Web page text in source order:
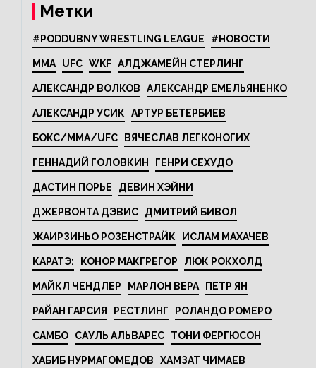
Метки
#PODDUBNY WRESTLING LEAGUE #НОВОСТИ
MMA UFC WKF АЛДЖАМЕЙН СТЕРЛИНГ
АЛЕКСАНДР ВОЛКОВ АЛЕКСАНДР ЕМЕЛЬЯНЕНКО
АЛЕКСАНДР УСИК АРТУР БЕТЕРБИЕВ
БОКС/MMA/UFC ВЯЧЕСЛАВ ЛЕГКОНОГИХ
ГЕННАДИЙ ГОЛОВКИН ГЕНРИ СЕХУДО
ДАСТИН ПОРЬЕ ДЕВИН ХЭЙНИ
ДЖЕРВОНТА ДЭВИС ДМИТРИЙ БИВОЛ
ЖАИРЗИНЬО РОЗЕНСТРАЙК ИСЛАМ МАХАЧЕВ
КАРАТЭ: КОНОР МАКГРЕГОР ЛЮК РОКХОЛД
МАЙКЛ ЧЕНДЛЕР МАРЛОН ВЕРА ПЕТР ЯН
РАЙАН ГАРСИЯ РЕСТЛИНГ РОЛАНДО РОМЕРО
САМБО САУЛЬ АЛЬВАРЕС ТОНИ ФЕРГЮСОН
ХАБИБ НУРМАГОМЕДОВ ХАМЗАТ ЧИМАЕВ